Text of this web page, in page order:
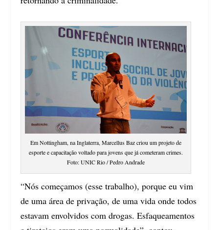
Em Nottingham, na Inglaterra, Marcellus Baz criou um projeto de
esporte e capacitação voltado para jovens que já cometeram crimes.
Foto: UNIC Rio / Pedro Andrade
“Nós começamos (esse trabalho), porque eu vim
de uma área de privação, de uma vida onde todos
estavam envolvidos com drogas. Esfaqueamentos